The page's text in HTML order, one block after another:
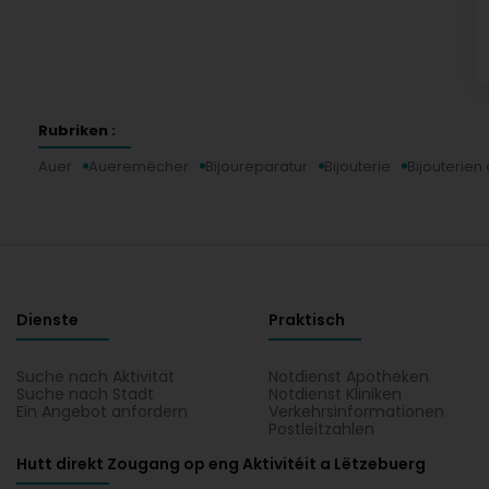
Rubriken :
Auer
Aueremëcher Bijoureparatur Bijouterie Bijouterien
Dienste
Suche nach Aktivität
Suche nach Stadt
Ein Angebot anfordern
Praktisch
Notdienst Apotheken
Notdienst Kliniken
Verkehrsinformationen
Postleitzahlen
Hutt direkt Zougang op eng Aktivitéit a Lëtzebuerg